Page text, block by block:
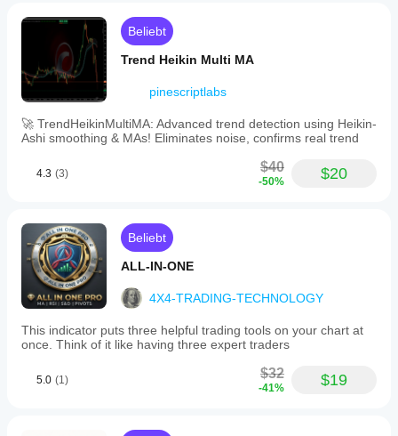
Protokollen.
Beliebt
Trend Heikin Multi MA
pinescriptlabs
🚀 TrendHeikinMultiMA: Advanced trend detection using Heikin-
Ashi smoothing & MAs! Eliminates noise, confirms real trend
4.3 (3) $40
-50% $20
Beliebt
ALL-IN-ONE
4X4-TRADING-TECHNOLOGY
This indicator puts three helpful trading tools on your chart at
once. Think of it like having three expert traders
5.0 (1) $32
-41% $19